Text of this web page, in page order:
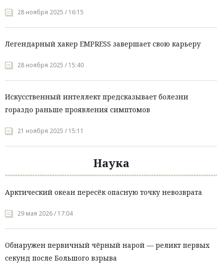
28 ноября 2025 / 16:15
Легендарный хакер EMPRESS завершает свою карьеру
28 ноября 2025 / 15:40
Искусственный интеллект предсказывает болезни
гораздо раньше проявления симптомов
21 ноября 2025 / 15:11
Наука
Арктический океан пересёк опасную точку невозврата
29 мая 2026 / 17:04
Обнаружен первичный чёрный нарой — реликт первых
секунд после Большого взрыва